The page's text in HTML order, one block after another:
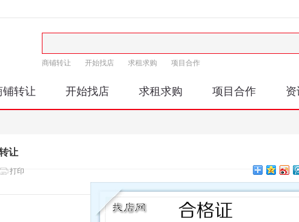
商铺转让 开始找店 求租求购 项目合作
铺转让 开始找店 求租求购 项目合作 资
让
打印